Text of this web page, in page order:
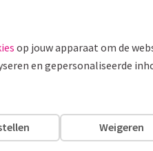
op jouw apparaat om de
en gepersonaliseerde
Weigeren